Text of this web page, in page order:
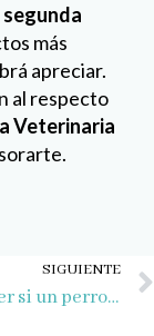
segunda
más
apreciar.
al respecto
Veterinaria
SIGUIENTE
¿Cómo saber si un perro tiene chip?